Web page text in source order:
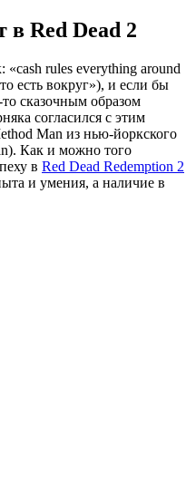
в Red Dead 2
rules everything around
есть вокруг»), и если бы
сказочным образом
согласился с этим
Man из нью-йоркского
Как и можно того
в Red Dead Redemption 2
и умения, а наличие в